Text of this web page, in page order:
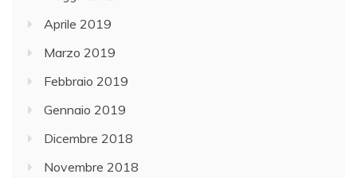
Aprile 2019
Marzo 2019
Febbraio 2019
Gennaio 2019
Dicembre 2018
Novembre 2018